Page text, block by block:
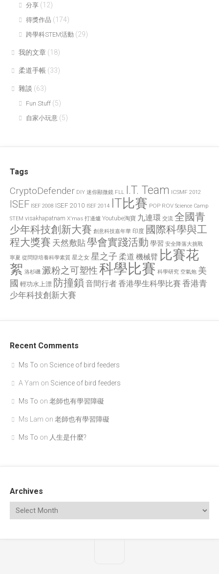
分享 (12)
得獎作品 (174)
跨學科STEM活動 (29)
我的文章 (18)
柔道手帳 (33)
雜談 (63)
Fun Stuff (5)
自家小玩意 (5)
Tags
CryptoDefender DIY 迷你顯微鏡 FLL I.T. Team ICSMF 2012
ISEF ISEF 2008 ISEF 2010 ISEF 2014 IT比賽 POP ROV Science Camp
STEM visakhapatnam X'mas 打邊爐 Youtube淘寶 九連環 交流 全國青
少年科技創新大賽 創意科技嘉年華 印度 國際科學與工
程大獎賽 天然敷貼學會實踐活動 學習 安全降落大挑戰
寧夏 從問辯培養科學素質 星之女 星之子 柔道 機械臂 比賽花
絮 洛杉磯 澱粉之可塑性科學比賽 科學研究 空氣炮 美
國 輕功水上漂 防撞鎖 音間行者香港學生科學比賽 香港青
少年科技創新大賽
Recent Comments
Ms To on Science of bird feeders
A Yam on Science of bird feeders
Ms To on 老師也有學習障礙
Ms Lam on 老師也有學習障礙
Ms To on 人生是什麼?
Archives